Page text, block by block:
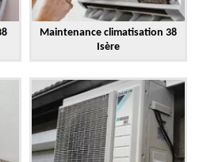
Maintenance climatisation 38
Isère